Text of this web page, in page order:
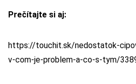
Prečítajte si aj:
https://touchit.sk/nedostatok-
v-com-je-problem-a-co-s-tym/